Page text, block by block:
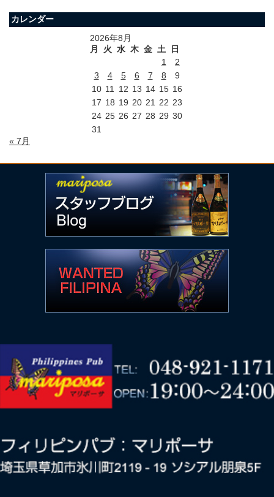
カレンダー
2026年8月
月
火 水 木 金 土
日
1
2
3
4 5 6 7 8
9
10 11 12 13 14 15 16
17 18 19 20 21 22 23
24 25 26 27 28 29 30
31
« 7月